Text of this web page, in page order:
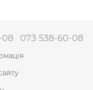
08 073 538-60-08